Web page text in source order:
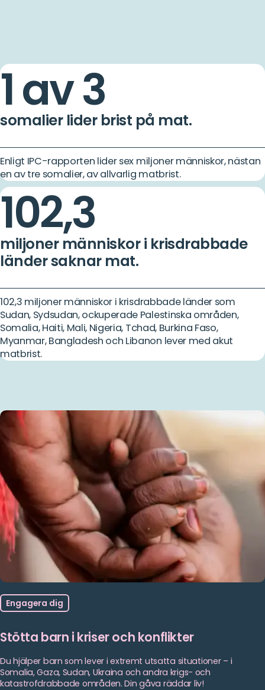
1 av 3
somalier lider brist på mat.
Enligt IPC-rapporten lider sex miljoner människor, nästan
en av tre somalier, av allvarlig matbrist.
102,3
miljoner människor i krisdrabbade
länder saknar mat.
102,3 miljoner människor i krisdrabbade länder som
Sudan, Sydsudan, ockuperade Palestinska områden,
Somalia, Haiti, Mali, Nigeria, Tchad, Burkina Faso,
Myanmar, Bangladesh och Libanon lever med akut
matbrist.
Engagera dig
Stötta barn i kriser och konflikter
Du hjälper barn som lever i extremt utsatta situationer – i
Somalia, Gaza, Sudan, Ukraina och andra krigs- och
katastrofdrabbade områden. Din gåva räddar liv!